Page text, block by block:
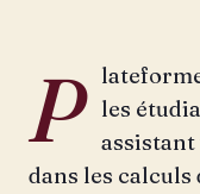
P
les
assistant
dans les calculs